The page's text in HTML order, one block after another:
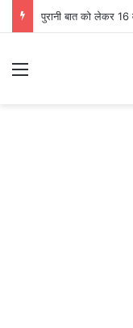
पुरानी बात को लेकर 16
Menu